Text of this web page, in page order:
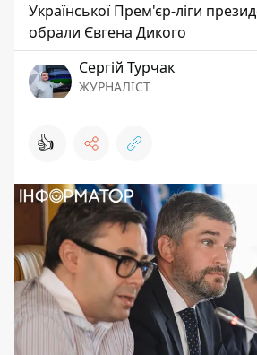
Української Прем'єр-ліги
обрали Євгена Дикого
Сергій Турчак
ЖУРНАЛІСТ
👍